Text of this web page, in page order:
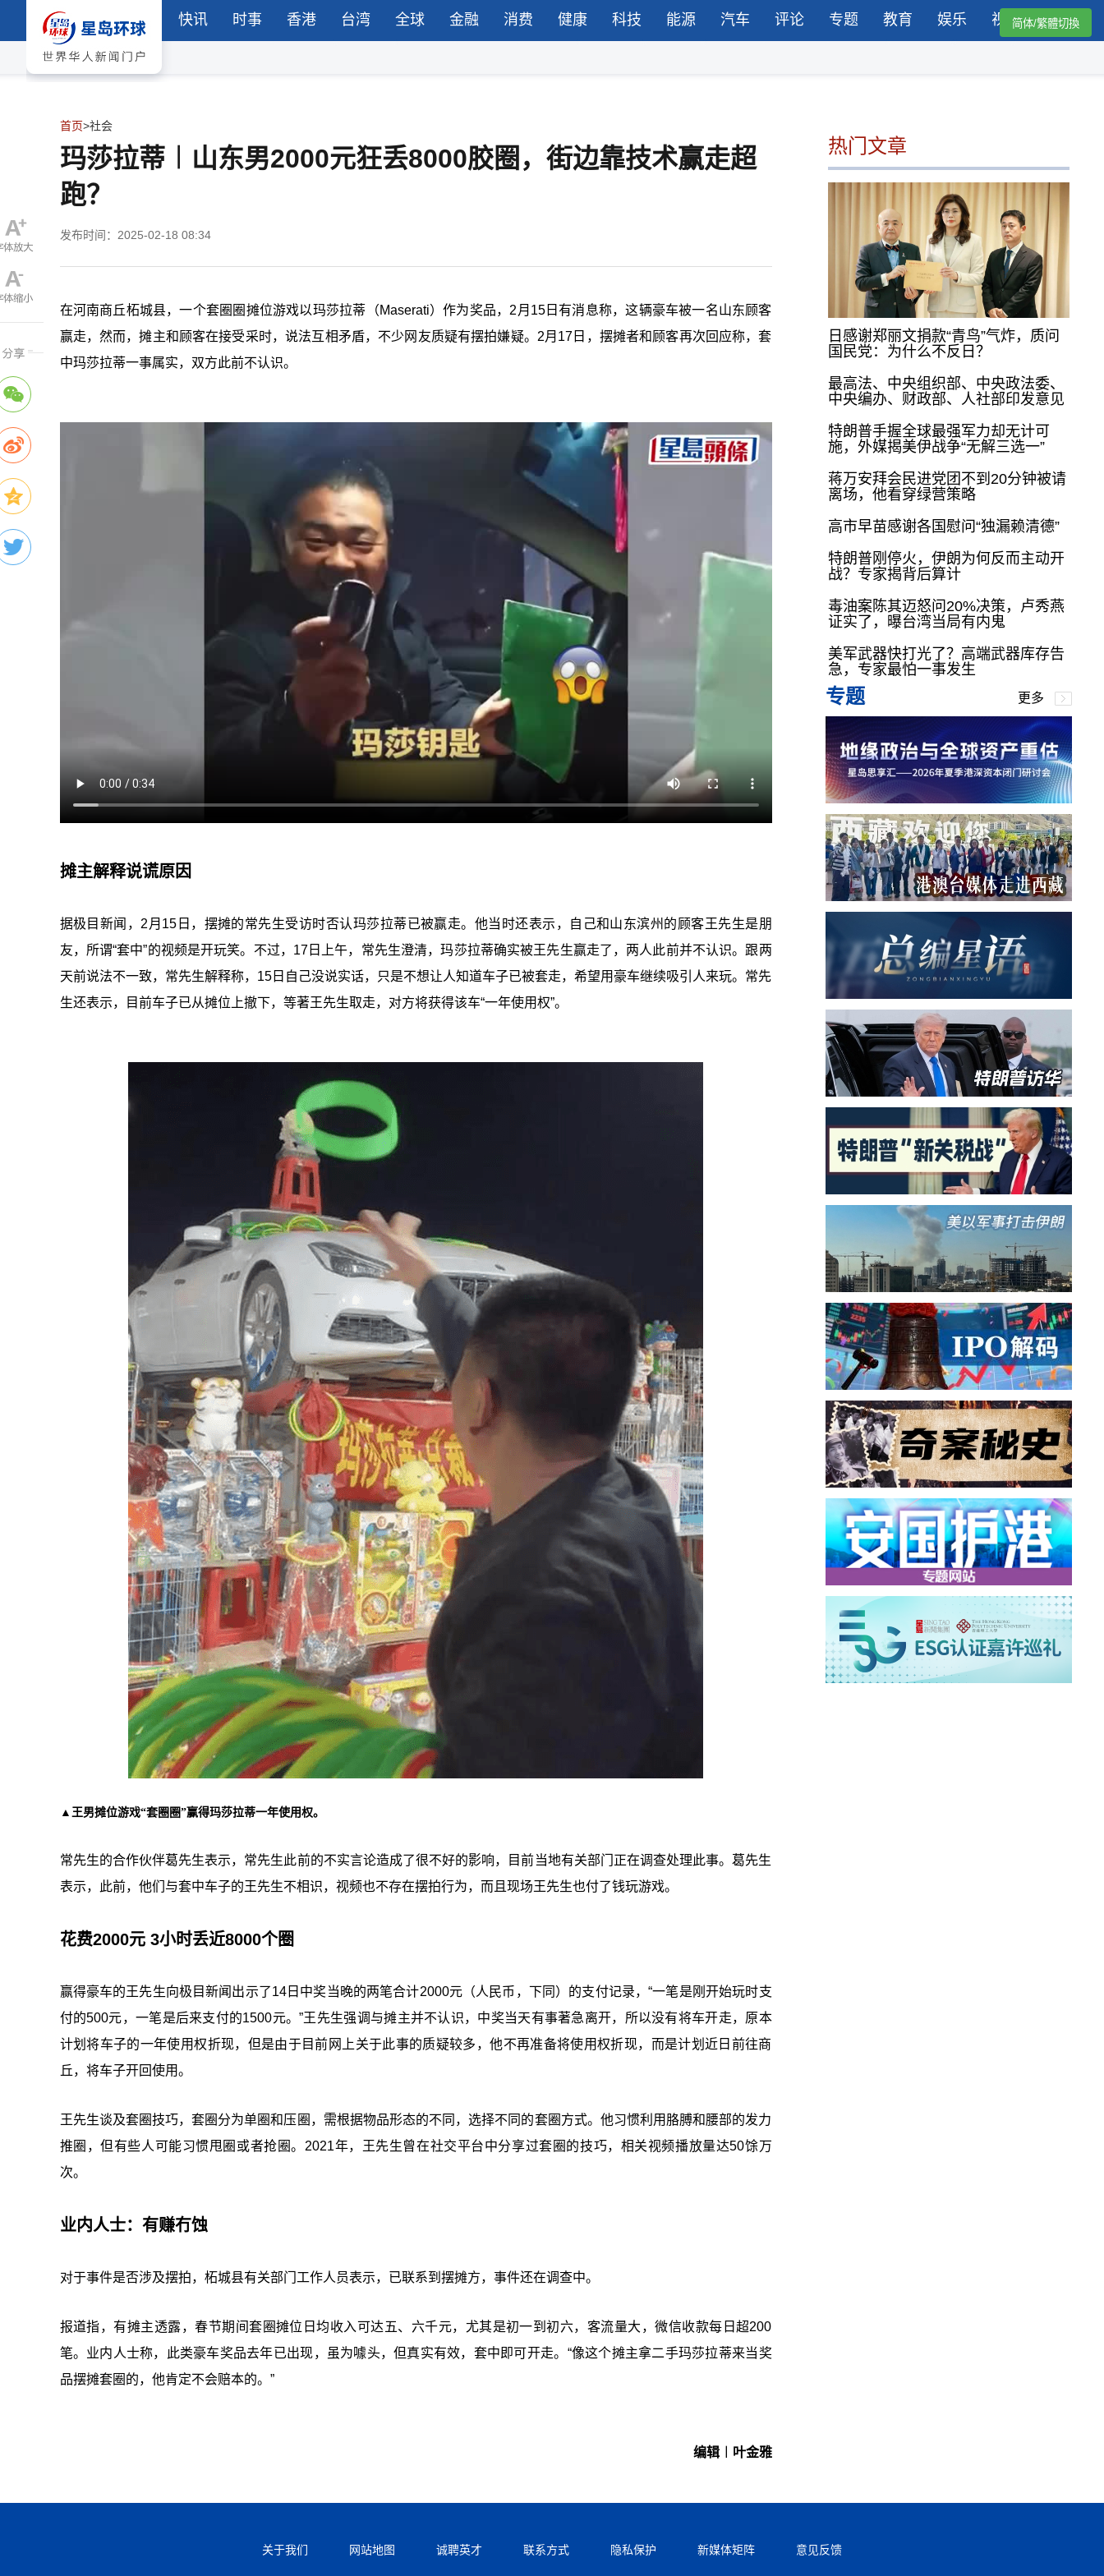
快讯 时事 香港 台湾 全球 金融 消费 健康 科技 能源 汽车 评论 专题 教育 娱乐 视频简体/繁體切換
首页>社会
玛莎拉蒂︱山东男2000元狂丢8000胶圈，街边靠技术赢走超
跑？
发布时间：2025-02-18 08:34
在河南商丘柘城县，一个套圈圈摊位游戏以玛莎拉蒂（Maserati）作为奖品，2月15日有消息称，这辆豪车被一名山东顾客
赢走，然而，摊主和顾客在接受采时，说法互相矛盾，不少网友质疑有摆拍嫌疑。2月17日，摆摊者和顾客再次回应称，套
中玛莎拉蒂一事属实，双方此前不认识。
摊主解释说谎原因
据极目新闻，2月15日，摆摊的常先生受访时否认玛莎拉蒂已被赢走。他当时还表示，自己和山东滨州的顾客王先生是朋
友，所谓“套中”的视频是开玩笑。不过，17日上午，常先生澄清，玛莎拉蒂确实被王先生赢走了，两人此前并不认识。跟两
天前说法不一致，常先生解释称，15日自己没说实话，只是不想让人知道车子已被套走，希望用豪车继续吸引人来玩。常先
生还表示，目前车子已从摊位上撤下，等著王先生取走，对方将获得该车“一年使用权”。
▲王男摊位游戏“套圈圈”赢得玛莎拉蒂一年使用权。
常先生的合作伙伴葛先生表示，常先生此前的不实言论造成了很不好的影响，目前当地有关部门正在调查处理此事。葛先生
表示，此前，他们与套中车子的王先生不相识，视频也不存在摆拍行为，而且现场王先生也付了钱玩游戏。
花费2000元 3小时丢近8000个圈
赢得豪车的王先生向极目新闻出示了14日中奖当晚的两笔合计2000元（人民币，下同）的支付记录，“一笔是刚开始玩时支
付的500元，一笔是后来支付的1500元。”王先生强调与摊主并不认识，中奖当天有事著急离开，所以没有将车开走，原本
计划将车子的一年使用权折现，但是由于目前网上关于此事的质疑较多，他不再准备将使用权折现，而是计划近日前往商
丘，将车子开回使用。
王先生谈及套圈技巧，套圈分为单圈和压圈，需根据物品形态的不同，选择不同的套圈方式。他习惯利用胳膊和腰部的发力
推圈，但有些人可能习惯甩圈或者抢圈。2021年，王先生曾在社交平台中分享过套圈的技巧，相关视频播放量达50馀万
次。
业内人士：有赚冇蚀
对于事件是否涉及摆拍，柘城县有关部门工作人员表示，已联系到摆摊方，事件还在调查中。
报道指，有摊主透露，春节期间套圈摊位日均收入可达五、六千元，尤其是初一到初六，客流量大，微信收款每日超200
笔。业内人士称，此类豪车奖品去年已出现，虽为噱头，但真实有效，套中即可开走。“像这个摊主拿二手玛莎拉蒂来当奖
品摆摊套圈的，他肯定不会赔本的。”
编辑︱叶金雅
热门文章
日感谢郑丽文捐款“青鸟”气炸，质问
国民党：为什么不反日？
最高法、中央组织部、中央政法委、
中央编办、财政部、人社部印发意见
特朗普手握全球最强军力却无计可
施，外媒揭美伊战争“无解三选一”
蒋万安拜会民进党团不到20分钟被请
离场，他看穿绿营策略
高市早苗感谢各国慰问“独漏赖清德”
特朗普刚停火，伊朗为何反而主动开
战？专家揭背后算计
毒油案陈其迈怒问20%决策，卢秀燕
证实了，曝台湾当局有内鬼
美军武器快打光了？高端武器库存告
急，专家最怕一事发生
专题 更多
关于我们 网站地图 诚聘英才 联系方式 隐私保护 新媒体矩阵 意见反馈